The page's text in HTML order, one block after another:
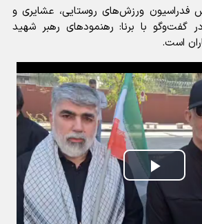
فدراسیون ورزش‌های روستایی، عشایری و
گفت‌وگو با برنا: رهنمودهای رهبر شهید
است.
Play
Video